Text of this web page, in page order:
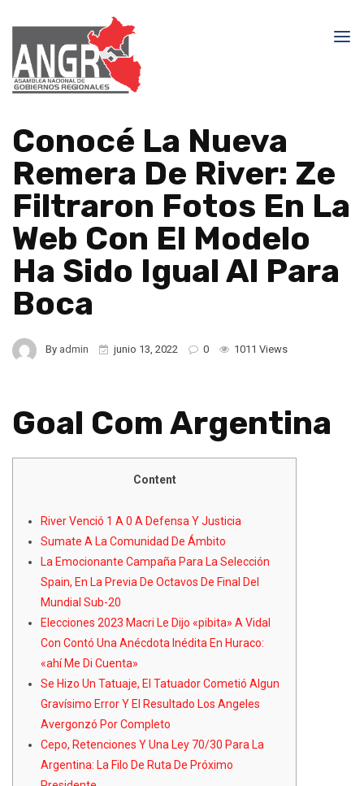
Conocé La Nueva
Remera De River: Ze
Filtraron Fotos En La
Web Con El Modelo
Ha Sido Igual Al Para
Boca
By admin junio 13, 2022 0 1011 Views
Goal Com Argentina
Content
River Venció 1 A 0 A Defensa Y Justicia
Sumate A La Comunidad De Ámbito
La Emocionante Campaña Para La Selección
Spain, En La Previa De Octavos De Final Del
Mundial Sub-20
Elecciones 2023 Macri Le Dijo «pibita» A Vidal
Con Contó Una Anécdota Inédita En Huraco:
«ahí Me Di Cuenta»
Se Hizo Un Tatuaje, El Tatuador Cometió Algun
Gravísimo Error Y El Resultado Los Angeles
Avergonzó Por Completo
Cepo, Retenciones Y Una Ley 70/30 Para La
Argentina: La Filo De Ruta De Próximo